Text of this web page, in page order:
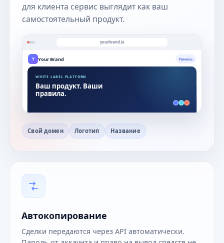
для клиента сервис выглядит как ваш
самостоятельный продукт.
yourbrand.io
Y Your Brand Панель
WHITE LABEL PLATFORM
Ваш продукт. Ваши
правила.
Свой домен Логотип Название
Автокопирование
Сделки передаются через API автоматически.